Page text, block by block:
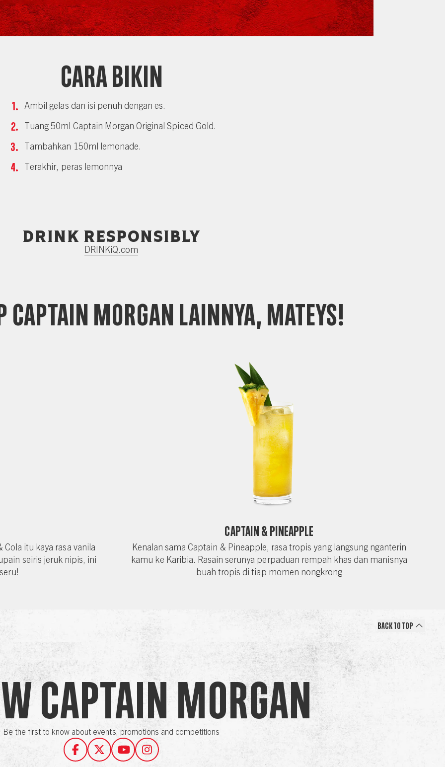
CARA BIKIN
Ambil gelas dan isi penuh dengan es.
Tuang 50ml Captain Morgan Original Spiced Gold.
Tambahkan 150ml lemonade.
Terakhir, peras lemonnya
Drink responsibly
DRINKiQ.com
CAPTAIN MORGAN LAINNYA, MATEYS!
itu kaya rasa vanila
seiris jeruk nipis, ini
Captain & Pineapple
Kenalan sama Captain & Pineapple, rasa tropis yang langsung nganterin
kamu ke Karibia. Rasain serunya perpaduan rempah khas dan manisnya
buah tropis di tiap momen nongkrong
Back to Top
Captain Morgan
Be the first to know about events, promotions and competitions